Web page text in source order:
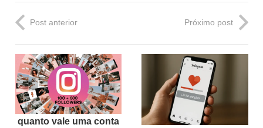
Post anterior Próximo post
quanto vale uma conta